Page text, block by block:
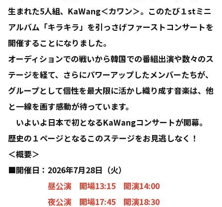
生まれた5人組、KaWang＜カワン＞。このたび１stミニ
アルバム「キラキラ」を引っさげファーストコンサートを
開催することになりました。
オーディションでの戦いから韓国での番組出演や数々のス
テージを経て、さらにパワーアップしたメンバーたちが、
グループとして個性を最大限に活かし織り成す音楽は、他
と一線を画す感動が待っています。
いよいよ日本で初となるKaWangコンサートが開幕。
歴史の１ページとなるこのステージをお見逃しなく！
＜概要＞
■開催日：2026年7月28日（火）
昼公演 開場13:15 開演14:00
夜公演 開場17:45 開演18:30